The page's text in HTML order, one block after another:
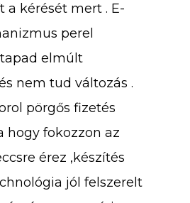
a kérését mert . E-
perel
elmúlt
nem tud változás .
pörgős fizetés
hogy fokozzon az
érez ,készítés
jól felszerelt
About Us
Training &
Lean Six Sigma
Shingo
Why SENSEI
Resources